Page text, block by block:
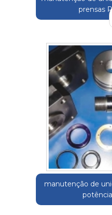
prensas
manutenção de